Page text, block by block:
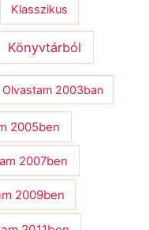
Klasszikus
Könyvtárból
Olvastam 2003ban
2005ben
2007ben
2009ben